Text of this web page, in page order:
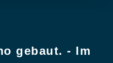
gebaut. - Im